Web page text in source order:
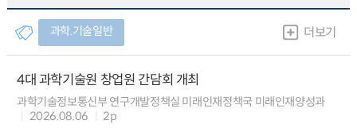
과학.기술일반 더보기
4대 과학기술원 창업원 간담회 개최
과학기술정보통신부 연구개발정책실 미래인재정책국 미래인재양성과
2026.08.06
2p